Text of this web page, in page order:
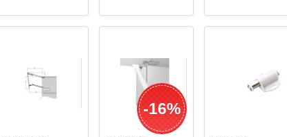
-16%